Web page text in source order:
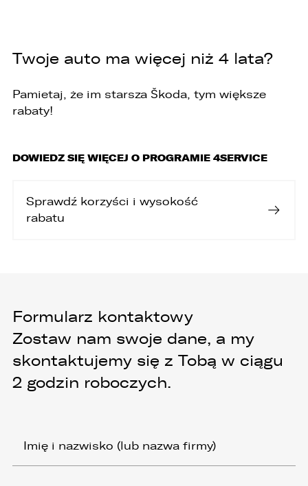
Twoje auto ma więcej niż 4 lata?
Pamietaj, że im starsza Škoda, tym większe
rabaty!
DOWIEDZ SIĘ WIĘCEJ O PROGRAMIE 4SERVICE
Sprawdź korzyści i wysokość
rabatu
Formularz kontaktowy
Zostaw nam swoje dane, a my
skontaktujemy się z Tobą w ciągu
2 godzin roboczych.
5. Dane udostępnione przez Państwa nie będą
będą podlegały profilowaniu.
6. Administrator nie przekazuje danych